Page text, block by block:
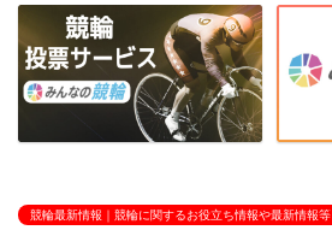
競輪最新情報｜競輪に関するお役立ち情報や最新情報等